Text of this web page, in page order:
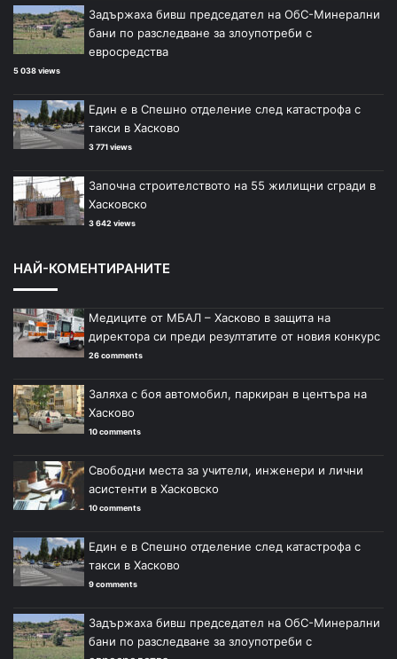
Задържаха бивш председател на ОбС-Минерални
бани по разследване за злоупотреби с
евросредства
5 038 views
Един е в Спешно отделение след катастрофа с
такси в Хасково
3 771 views
Започна строителството на 55 жилищни сгради в
Хасковско
3 642 views
НАЙ-КОМЕНТИРАНИТЕ
Медиците от МБАЛ – Хасково в защита на
директора си преди резултатите от новия конкурс
26 comments
Заляха с боя автомобил, паркиран в центъра на
Хасково
10 comments
Свободни места за учители, инженери и лични
асистенти в Хасковско
10 comments
Един е в Спешно отделение след катастрофа с
такси в Хасково
9 comments
Задържаха бивш председател на ОбС-Минерални
бани по разследване за злоупотреби с